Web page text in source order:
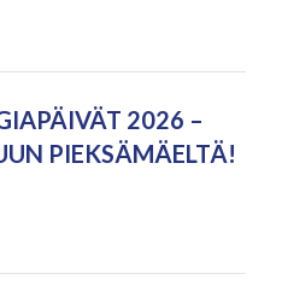
2026 –
PIEKSÄMÄELTÄ!